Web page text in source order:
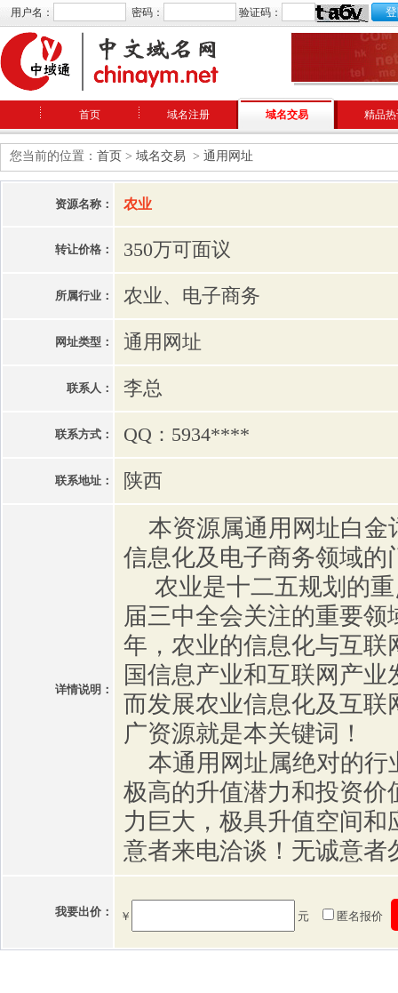
用户名： 密码： 验证码：
首页 域名注册 域名交易 精品
您当前的位置： 首页 > 域名交易 > 通用网址
资源名称： 农业
转让价格： 350万可面议
所属行业： 农业、电子商务
网址类型： 通用网址
联系人： 李总
联系方式： QQ：5934****
联系地址： 陕西
详情说明：
本资源属通用网址白金
信息化及电子商务领域的
农业是十二五规划的重
届三中全会关注的重要领
年，农业的信息化与互联
国信息产业和互联网产
而发展农业信息化及互联
广资源就是本关键词！
本通用网址属绝对的行
极高的升值潜力和投资价
力巨大，极具升值空间和
意者来电洽谈！无诚意者
我要出价： ￥ 元 匿名报价